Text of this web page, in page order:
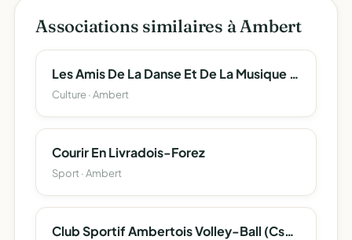
Associations similaires à Ambert
Les Amis De La Danse Et De La Musique D'ambert
Culture · Ambert
Courir En Livradois-Forez
Sport · Ambert
Club Sportif Ambertois Volley-Ball (Csa Volley-Ball)